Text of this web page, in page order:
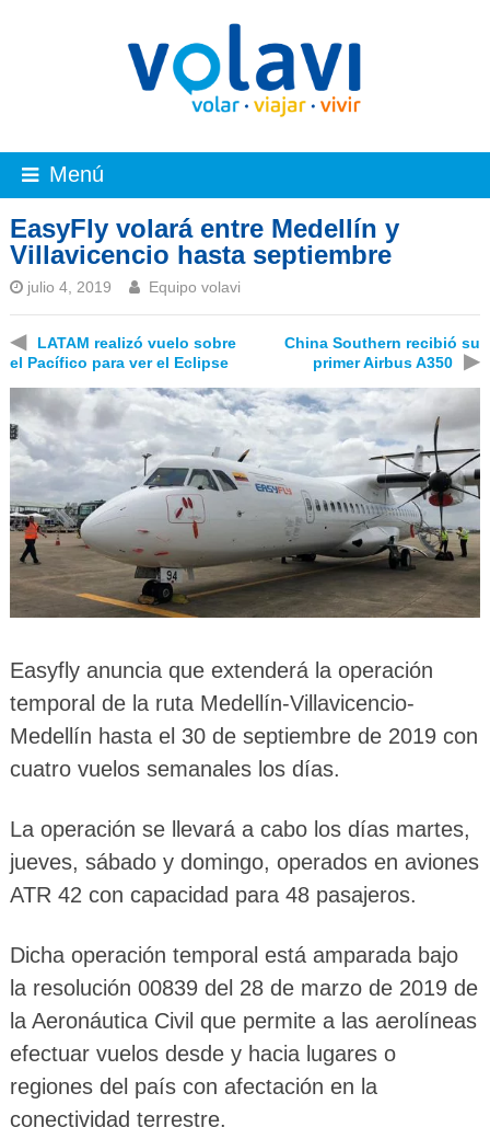
Menú
EasyFly volará entre Medellín y
Villavicencio hasta septiembre
julio 4, 2019 Equipo volavi
◀
LATAM realizó vuelo sobre
el Pacífico para ver el Eclipse
China Southern recibió su
primer Airbus A350
▶
Easyfly anuncia que extenderá la operación
temporal de la ruta Medellín-Villavicencio-
Medellín hasta el 30 de septiembre de 2019 con
cuatro vuelos semanales los días.
La operación se llevará a cabo los días martes,
jueves, sábado y domingo, operados en aviones
ATR 42 con capacidad para 48 pasajeros.
Dicha operación temporal está amparada bajo
la resolución 00839 del 28 de marzo de 2019 de
la Aeronáutica Civil que permite a las aerolíneas
efectuar vuelos desde y hacia lugares o
regiones del país con afectación en la
conectividad terrestre.